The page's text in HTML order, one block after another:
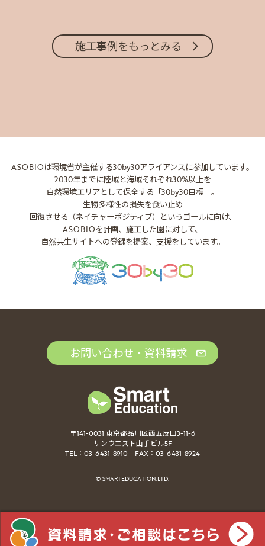
施工事例をもっとみる
ASOBIOは環境省が主催する30by30アライアンスに参加しています。
2030年までに陸域と海域それぞれ30%以上を
自然環境エリアとして保全する「30by30目標」。
生物多様性の損失を食い止め
回復させる（ネイチャーポジティブ）というゴールに向け、
ASOBIOを計画、施工した園に対して、
自然共生サイトへの登録を提案、支援をしています。
お問い合わせ・資料請求
〒141-0031 東京都品川区西五反田3-11-6
サンウエスト山手ビル5F
TEL：03-6431-8910 FAX：03-6431-8924
© SMARTEDUCATION,LTD.